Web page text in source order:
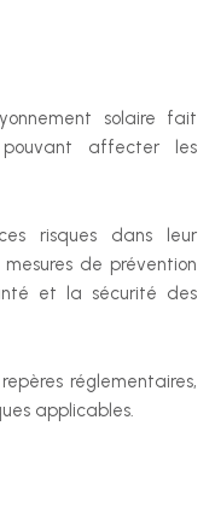
de la santé
solaire fait
pouvant affecter les
risques dans leur
de prévention
et la sécurité des
réglementaires,
applicables.